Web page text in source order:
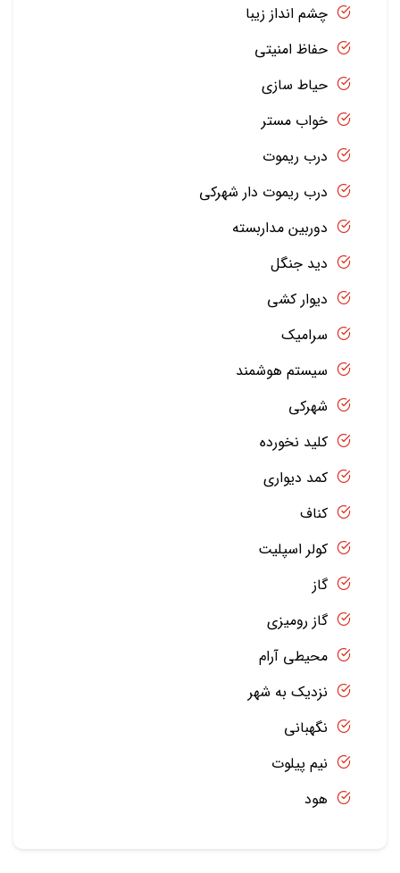
چشم انداز زیبا
حفاظ امنیتی
حیاط سازی
خواب مستر
درب ریموت
درب ریموت دار شهرکی
دوربین مداربسته
دید جنگل
دیوار کشی
سرامیک
سیستم هوشمند
شهرکی
کلید نخورده
کمد دیواری
کناف
کولر اسپلیت
گاز
گاز رومیزی
محیطی آرام
نزدیک به شهر
نگهبانی
نیم پیلوت
هود